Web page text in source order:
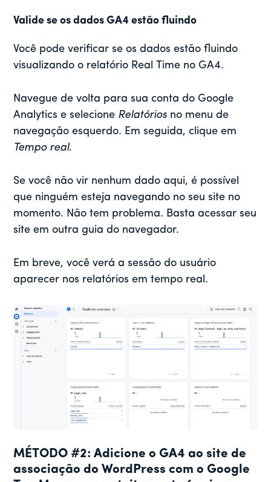
Valide se os dados GA4 estão fluindo
Você pode verificar se os dados estão fluindo
visualizando o relatório Real Time no GA4.
Navegue de volta para sua conta do Google
Analytics e selecione Relatórios no menu de
navegação esquerdo. Em seguida, clique em
Tempo real.
Se você não vir nenhum dado aqui, é possível
que ninguém esteja navegando no seu site no
momento. Não tem problema. Basta acessar seu
site em outra guia do navegador.
Em breve, você verá a sessão do usuário
aparecer nos relatórios em tempo real.
MÉTODO #2: Adicione o GA4 ao site de
associação do WordPress com o Google